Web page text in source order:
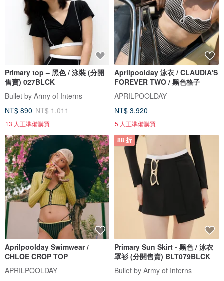
Primary top – 黑色 / 泳裝 (分開
售賣) 027BLCK
Bullet by Army of Interns
NT$ 890 NT$ 1,011
13 人正準備購買
Aprilpoolday 泳衣 / CLAUDIA'S
FOREVER TWO / 黑色格子
APRILPOOLDAY
NT$ 3,920
5 人正準備購買
Aprilpoolday Swimwear /
CHLOE CROP TOP
APRILPOOLDAY
88 折
Primary Sun Skirt - 黑色 / 泳衣
罩衫 (分開售賣) BLT079BLCK
Bullet by Army of Interns